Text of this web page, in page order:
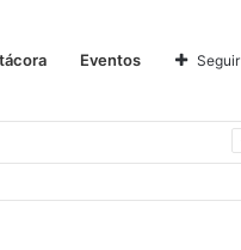
Eventos Seguir